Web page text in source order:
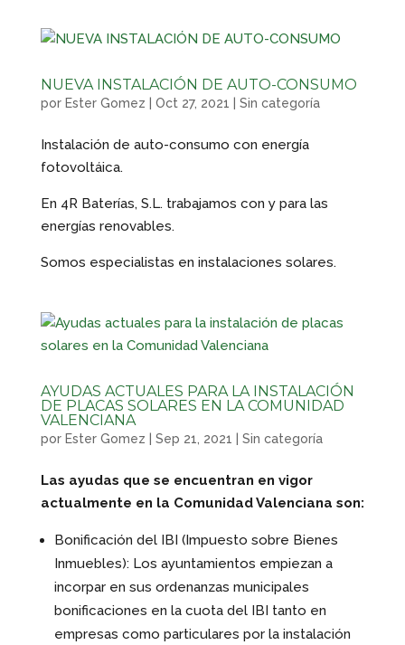
NUEVA INSTALACIÓN DE AUTO-CONSUMO
por Ester Gomez Oct 27, 2021 Sin categoría
Instalación de auto-consumo con energía
fotovoltáica.
En 4R Baterías, S.L. trabajamos con y para las
energías renovables.
Somos especialistas en instalaciones solares.
AYUDAS ACTUALES PARA LA INSTALACIÓN
DE PLACAS SOLARES EN LA COMUNIDAD
VALENCIANA
por Ester Gomez Sep 21, 2021 Sin categoría
Las ayudas que se encuentran en vigor
actualmente en la Comunidad Valenciana son:
Bonificación del IBI (Impuesto sobre Bienes
Inmuebles): Los ayuntamientos empiezan a
incorpar en sus ordenanzas municipales
bonificaciones en la cuota del IBI tanto en
empresas como particulares por la instalación